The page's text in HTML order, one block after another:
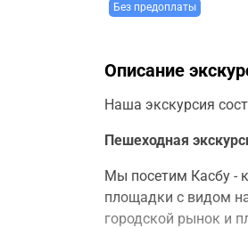
Без предоплаты
Описание
Наша экскурсия
Пешеходная
Мы посетим Касбу -
площадки с видом
городской рынок и